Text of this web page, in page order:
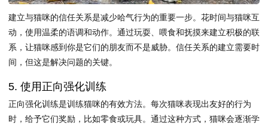
建立与猫咪的信任关系是减少哈气行为的重要一步。花时间与猫咪互
动，使用温柔的语调和动作。通过玩耍、喂食和抚摸来建立积极的联
系，让猫咪感到你是它们的朋友而不是威胁。信任关系的建立需要时
间，但这是解决问题的关键。
5. 使用正向强化训练
正向强化训练是训练猫咪的有效方法。每次猫咪表现出友好的行为
时，给予它们奖励，比如零食或玩具。通过这种方式，猫咪会逐渐学